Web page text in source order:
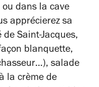
ou dans la cave
apprécierez sa
Saint-Jacques,
blanquette,
salade
la crème de